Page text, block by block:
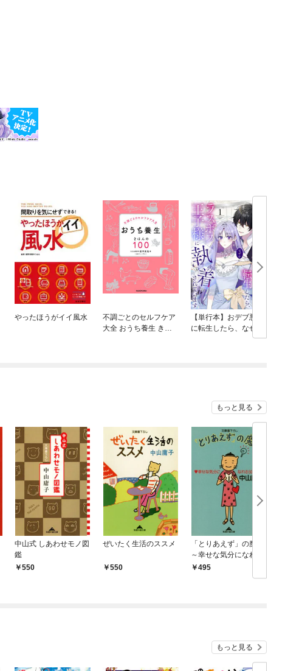
やったほうがイイ風水
不調ごとのセルフケア
大全 おうち養生 きほ
【単行本】おデブ悪女
に転生したら、なぜか
ラスボス王子様に執着
もっと見る
中山式 しあわせモノ図
鑑
550
ぜいたく生活のススメ
550
「とりあえず」の魔法
～幸せな気分になれる
５０の方法～
495
もっと見る